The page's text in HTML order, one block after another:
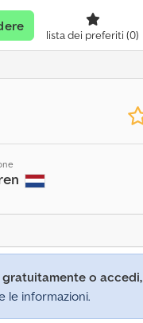
lista dei preferiti (0)
o accedi,
le informazioni.